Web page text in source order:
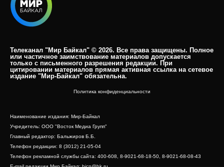
Телеканал "Мир Байкал" © 2026. Все права защищены. Полное
или частичное заимствование материалов допускается
только с письменного разрешения редакции. При
цитировании материалов прямая активная ссылка на сетевое
издание "Мир-Байкал" обязательна.​
Политика конфиденциальности
Наименование издания: Мир-Байкал
Учредитель: ООО "Восток Медиа Групп"
Главный редактор: Бальжиров Б.Б.
Телефон редакции: 8 (3012) 21-05-04
Телефон рекламной службы сайта: 400-608, 8-9021-68-18-50, 8-9021-68-08-43